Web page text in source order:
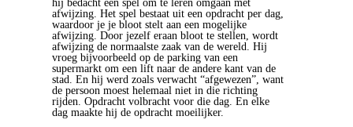
hij bedacht een spel om te leren omgaan met
afwijzing. Het spel bestaat uit een opdracht per dag,
waardoor je je bloot stelt aan een mogelijke
afwijzing. Door jezelf eraan bloot te stellen, wordt
afwijzing de normaalste zaak van de wereld. Hij
vroeg bijvoorbeeld op de parking van een
supermarkt om een lift naar de andere kant van de
stad. En hij werd zoals verwacht “afgewezen”, want
de persoon moest helemaal niet in die richting
rijden. Opdracht volbracht voor die dag. En elke
dag maakte hij de opdracht moeilijker.